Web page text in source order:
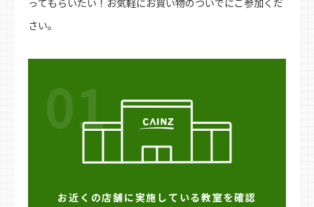
ってもらいたい！お気軽にお買い物のついでにご参加くだ
さい。
01
お近くの店舗に実施している教室を確認